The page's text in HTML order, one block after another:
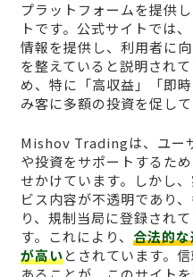
プラットフォームを提供
トです。公式サイトでは
情報を提供し、利用者に
を整えていると説明され
め、特に「高収益」「即
み客に多額の投資を促し
Mishov Tradingは、ユー
や投資をサポートするた
せかけています。しかし
ビス内容が不透明であり
り、規制当局に登録され
す。これにより、 合法的
が高いとされています。